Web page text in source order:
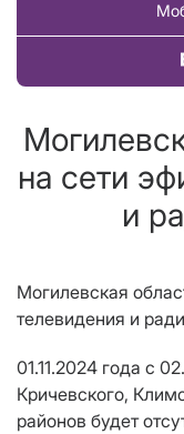
на сети
и
Могилевская
телевидения и
01.11.2024 года с
Кричевского,
районов будет